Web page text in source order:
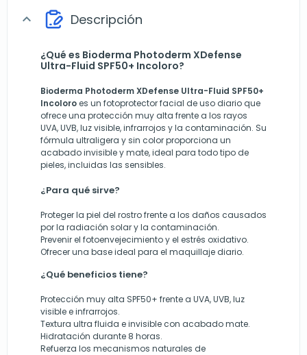
expand_more Descripción
¿Qué es Bioderma Photoderm XDefense
Ultra-Fluid SPF50+ Incoloro?
Bioderma Photoderm XDefense Ultra-Fluid SPF50+
Incoloroes un fotoprotector facial de uso diario que
ofrece una protección muy alta frente a los rayos
UVA, UVB, luz visible, infrarrojos y la contaminación. Su
fórmula ultraligera y sin color proporciona un
acabado invisible y mate, ideal para todo tipo de
pieles, incluidas las sensibles.
¿Para qué sirve?
Proteger la piel del rostro frente a los daños causados
por la radiación solar y la contaminación.
Prevenir el fotoenvejecimiento y el estrés oxidativo.
Ofrecer una base ideal para el maquillaje diario.
¿Qué beneficios tiene?
Protección muy alta SPF50+ frente a UVA, UVB, luz
visible e infrarrojos.
Textura ultra fluida e invisible con acabado mate.
Hidratación durante 8 horas.
Refuerza los mecanismos naturales de